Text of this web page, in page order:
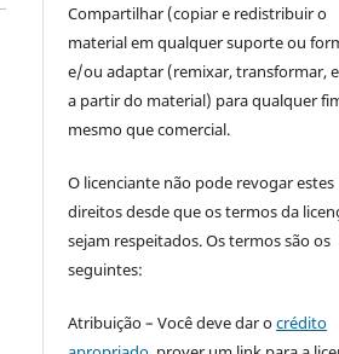
Compartilhar (copiar e redistribuir o
material em qualquer suporte ou
e/ou adaptar (remixar, transformar,
a partir do material) para qualquer
mesmo que comercial.
O licenciante não pode revogar estes
direitos desde que os termos da
sejam respeitados. Os termos são os
seguintes:
Atribuição – Você deve dar ocrédito